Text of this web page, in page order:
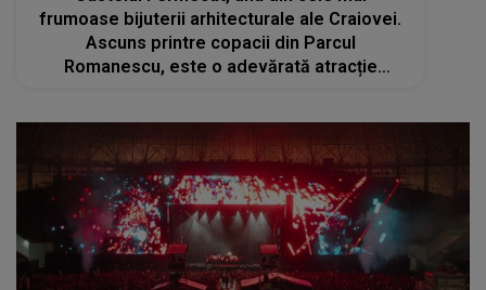
frumoase bijuterii arhitecturale ale Craiovei.
Ascuns printre copacii din Parcul
Romanescu, este o adevărată atracție